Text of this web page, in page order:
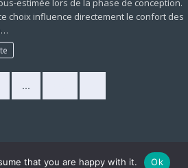
estimée lors de la phase de conception.
choix influence directement le confort des
…
that you are happy with it. Ok